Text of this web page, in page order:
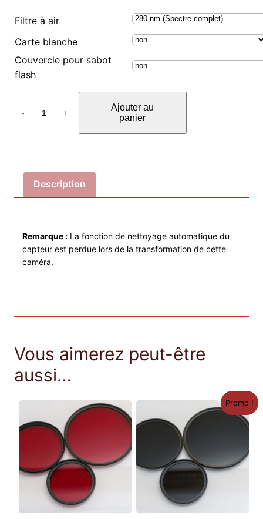
Filtre à air
Carte blanche
Couvercle pour sabot
flash
é
6
0
0
u
b
N
- +
Ajouter au
panier
Description
Remarque : La fonction de nettoyage automatique du
capteur est perdue lors de la transformation de cette
caméra.
Vous aimerez peut-être
aussi…
Promo !